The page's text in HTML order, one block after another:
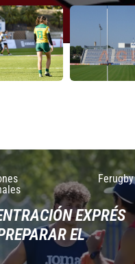
Ferugby
EXPRÉS
EL